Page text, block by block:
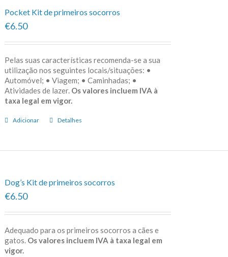
Pocket Kit de primeiros socorros
€6.50
Pelas suas características recomenda-se a sua
utilização nos seguintes locais/situações: •
Automóvel; • Viagem; • Caminhadas; •
Atividades de lazer. Os valores incluem IVA à
taxa legal em vigor.
Adicionar Detalhes
Dog’s Kit de primeiros socorros
€6.50
Adequado para os primeiros socorros a cães e
gatos. Os valores incluem IVA à taxa legal em
vigor.